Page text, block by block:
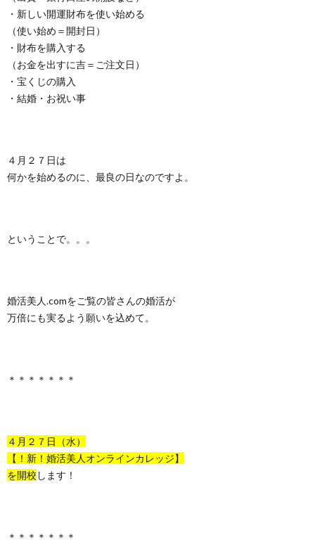
・新しい開運財布を使い始める
（使い始め＝開封日）
・財布を購入する
（お金を出すに吉＝ご注文日）
・宝くじの購入
・結婚・お祝い事
４月２７日は
何かを始めるのに、最良の日なのですよ。
ということで。。。
婚活美人.comをご覧の皆さんの婚活が
万倍にも実るよう願いを込めて。
＊＊＊＊＊＊＊
４月２７日（水）
【！新！婚活美人オンラインカレッジ】
を開校 します！
＊＊＊＊＊＊＊